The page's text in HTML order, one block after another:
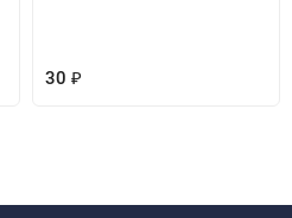
30 ₽